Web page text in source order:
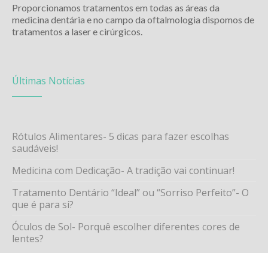
Proporcionamos tratamentos em todas as áreas da
medicina dentária e no campo da oftalmologia dispomos de
tratamentos a laser e cirúrgicos.
Últimas Notícias
Rótulos Alimentares- 5 dicas para fazer escolhas
saudáveis!
Medicina com Dedicação- A tradição vai continuar!
Tratamento Dentário “Ideal” ou “Sorriso Perfeito”- O
que é para si?
Óculos de Sol- Porquê escolher diferentes cores de
lentes?